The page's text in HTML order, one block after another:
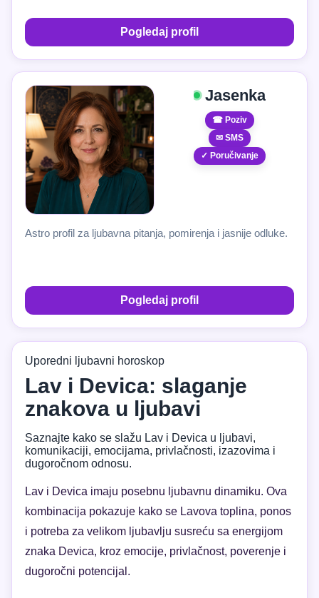
Pogledaj profil
Jasenka
☎ Poziv
✉ SMS
✓ Poručivanje
Astro profil za ljubavna pitanja, pomirenja i jasnije odluke.
Pogledaj profil
Uporedni ljubavni horoskop
Lav i Devica: slaganje
znakova u ljubavi
Saznajte kako se slažu Lav i Devica u ljubavi,
komunikaciji, emocijama, privlačnosti, izazovima i
dugoročnom odnosu.
Lav i Devica imaju posebnu ljubavnu dinamiku. Ova
kombinacija pokazuje kako se Lavova toplina, ponos
i potreba za velikom ljubavlju susreću sa energijom
znaka Devica, kroz emocije, privlačnost, poverenje i
dugoročni potencijal.